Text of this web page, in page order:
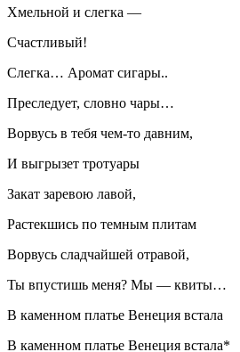
Хмельной и слегка —
Счастливый!
Слегка… Аромат сигары..
Преследует, словно чары…
Ворвусь в тебя чем-то давним,
И выгрызет тротуары
Закат заревою лавой,
Растекшись по темным плитам
Ворвусь сладчайшей отравой,
Ты впустишь меня? Мы — квиты…
В каменном платье Венеция встала
В каменном платье Венеция встала*